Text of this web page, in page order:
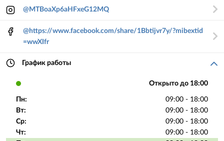
@MTBoaXp6aHFxeG12MQ
@https://www.facebook.com/share/1Bbtijvr7y/?mibextid
=wwXIfr
График работы
Открыто до 18:00
Пн:
09:00 - 18:00
Вт:
09:00 - 18:00
Ср:
09:00 - 18:00
Чт:
09:00 - 18:00